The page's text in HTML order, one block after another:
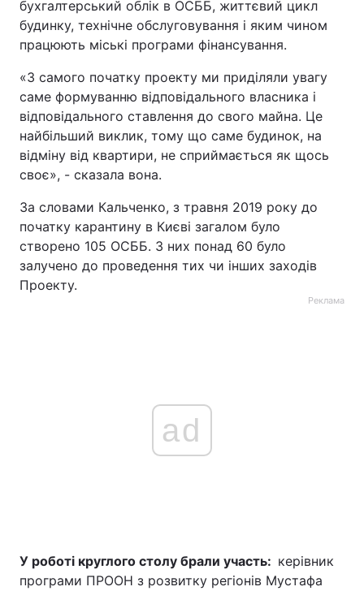
бухгалтерський облік в ОСББ, життєвий цикл
будинку, технічне обслуговування і яким чином
працюють міські програми фінансування.
«З самого початку проекту ми приділяли увагу
саме формуванню відповідального власника і
відповідального ставлення до свого майна. Це
найбільший виклик, тому що саме будинок, на
відміну від квартири, не сприймається як щось
своє», - сказала вона.
За словами Кальченко, з травня 2019 року до
початку карантину в Києві загалом було
створено 105 ОСББ. З них понад 60 було
залучено до проведення тих чи інших заходів
Проекту.
Реклама
ad
У роботі круглого столу брали участь: керівник
програми ПРООН з розвитку регіонів Мустафа